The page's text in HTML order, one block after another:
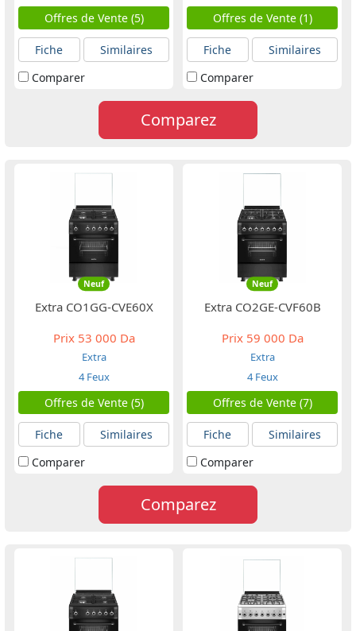
Offres de Vente (5)
Fiche
Similaires
Comparer
Offres de Vente (1)
Fiche
Similaires
Comparer
Comparez
Neuf
Extra CO1GG-CVE60X
Prix53 000 Da
Extra
4 Feux
Offres de Vente (5)
Fiche
Similaires
Comparer
Neuf
Extra CO2GE-CVF60B
Prix59 000 Da
Extra
4 Feux
Offres de Vente (7)
Fiche
Similaires
Comparer
Comparez